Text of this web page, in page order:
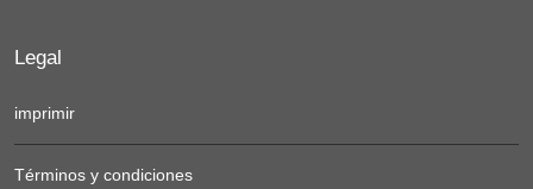
Legal
imprimir
Términos y condiciones